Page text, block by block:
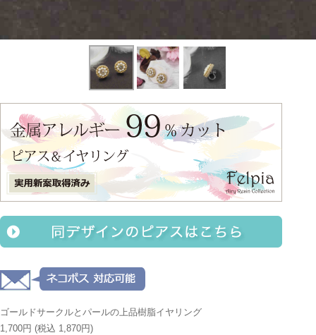
ゴールドサークルとパールの上品樹脂イヤリング
1,700円 (税込 1,870円)